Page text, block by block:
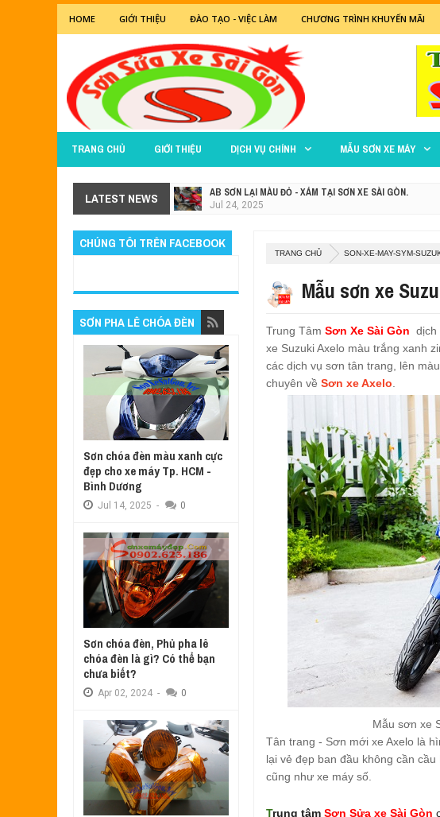
HOME GIỚI THIỆU ĐÀO TẠO - VIỆC LÀM CHƯƠNG TRÌNH KHUYẾN MÃI
TRANG CHỦ GIỚI THIỆU DỊCH VỤ CHÍNH MẪU SƠN XE MÁY
LATEST NEWS AB SƠN LẠI MÀU ĐỎ - XÁM TẠI SƠN XE SÀI GÒN.
Jul 24, 2025
SƠN XE EXCITER 2011 MÀU TRẮNG ĐỎ
Jul
MẪU SƠN XE EXCITER 135 MÀU TÍM ĐEN NHÁM CỰC ĐẸP
May
SƠN XE EXCITER 2010 MÀU ĐỎ CAM ĐEN
Aug
SƠN TEM ĐẤU XE NOUVO LX MÀU TRẮNG ĐEN
Jul 31,
SƠN XE ATTILA ELIZABETH PHỐI MÀU TRẮNG XANH
Jun
SƠN XE NOUVO LX PHỐI MÀU XANH ĐỎ CAM ĐEN CỰC
May
SƠN ĐỔI MÀU GÓC NHÌN HONDA PS MÀU VÀNG XANH
SƠN PHỐI MÀU XE ATTILA ELIZABETH GALLARDO
Mar
TRANG CHỦ SON-XE-MAY-SYM-
Mẫu sơn xe
Trung TâmSơn Xe Sài Gòn
xe Suzuki Axelo màu trắng xanh
các dịch vụ sơn tân trang, lên
chuyên vềSơn xe Axelo
Mẫu sơn xe
Tân trang - Sơn mới xe Axelo là
lại vẻ đẹp ban đầu không cần
cũng như xe máy số.
Trung tâmSơn Sửa xe Sài Gòn
CHÚNG TÔI TRÊN FACEBOOK
SƠN PHA LÊ CHÓA ĐÈN
Sơn chóa đèn màu xanh cực
đẹp cho xe máy Tp. HCM -
Bình Dương
Jul 14, 2025 - 0
Sơn chóa đèn, Phủ pha lê
chóa đèn là gì? Có thể bạn
chưa biết?
Apr 02, 2024 - 0